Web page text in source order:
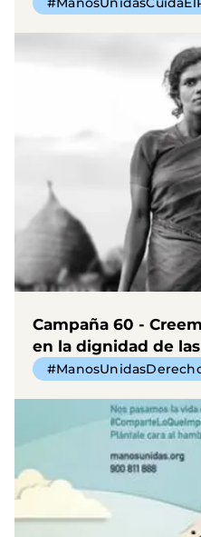
Campaña 60 -
en la dignidad de